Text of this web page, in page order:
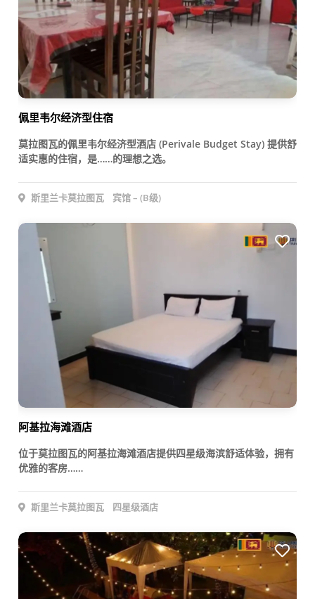
佩里韦尔经济型住宿
莫拉图瓦的佩里韦尔经济型酒店 (Perivale Budget Stay) 提供舒
适实惠的住宿，是……的理想之选。
斯里兰卡莫拉图瓦 宾馆 – (B级)
阿基拉海滩酒店
位于莫拉图瓦的阿基拉海滩酒店提供四星级海滨舒适体验，拥有
优雅的客房……
斯里兰卡莫拉图瓦 四星级酒店